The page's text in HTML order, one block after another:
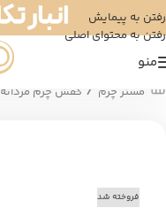
رفتن به پیمایش
رفتن به محتوای اصلی
منو
مستر چرم / کفش چرم مردانه
فروخته شد